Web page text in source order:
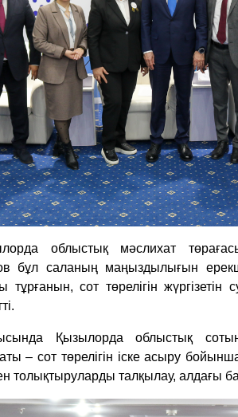
облыстық мәслихат
бұл саланың маңыздылығын
сот төрелігін
Қызылорда облыстық
– сот төрелігін іске асыру
толықтыруларды талқылау, алдағы